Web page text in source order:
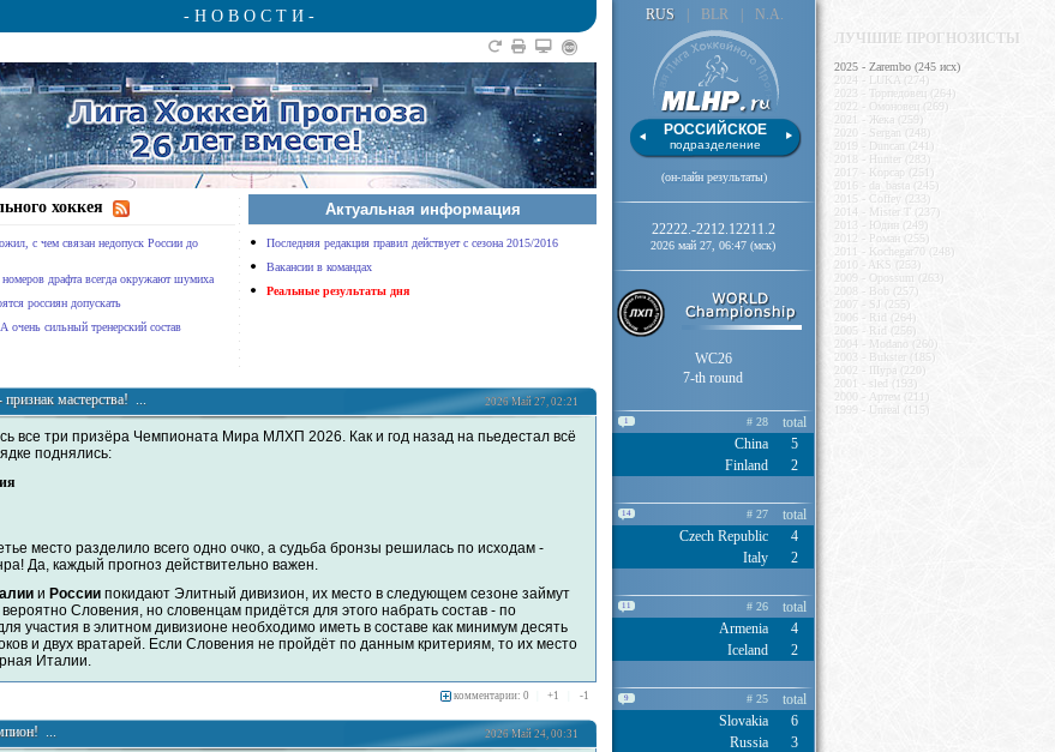
- Н О В О С Т И -
хоккея
с чем связан недопуск России до
драфта всегда окружают шумиха
россиян допускать
сильный тренерский состав
Актуальная информация
Последняя редакция правил действует с сезона 2015/2016
Вакансии в командах
Реальные результаты дня
2026 Май 27, 02:21
признак мастерства! ...
все три призёра Чемпионата Мира МЛХП 2026. Как и год назад на пьедестал всё
поднялись:
место разделило всего одно очко, а судьба бронзы решилась по исходам -
Да, каждый прогноз действительно важен.
и России покидают Элитный дивизион, их место в следующем сезоне займут
Словения, но словенцам придётся для этого набрать состав - по
участия в элитном дивизионе необходимо иметь в составе как минимум десять
и двух вратарей. Если Словения не пройдёт по данным критериям, то их место
Италии.
комментарии: 0 +1 -1
2026 Май 24, 00:31
...
RUS BLR N.A.
РОССИЙСКОЕ
подразделение
(он-лайн результаты)
22222.-2212.12211.2
2026 май 27, 06:47 (мск)
WC26
7-th round
1 # 28
total
China
Finland
5
2
14 # 27
total
Czech Republic
Italy
4
2
11 # 26
total
Armenia
Iceland
4
2
9 # 25
total
Slovakia
Russia
6
3
ЛУЧШИЕ ПРОГНОЗИСТЫ
2025 - Zarembo (245 исх)
2024 - LUKA (274)
2023 - Торпедовец (264)
2022 - Омоновец (269)
2021 - Жека (259)
2020 - Sergan (248)
2019 - Duncan (241)
2018 - Hunter (283)
2017 - Корсар (251)
2016 - da_basta (245)
2015 - Coffey (233)
2014 - Mister T (237)
2013 - Юдин (249)
2012 - Роман (255)
2011 - Kochegar70 (248)
2010 - AKS (253)
2009 - Opossum (263)
2008 - Bob (257)
2007 - SJ (255)
2006 - Rid (264)
2005 - Rid (256)
2004 - Modano (260)
2003 - Bukster (185)
2002 - IIIypa (220)
2001 - sled (193)
2000 - Артем (211)
1999 - Unreal (115)